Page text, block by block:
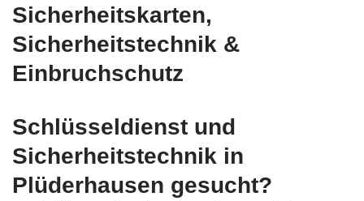
Sicherheitskarten,
Sicherheitstechnik &
Einbruchschutz
Schlüsseldienst und
Sicherheitstechnik in
Plüderhausen gesucht?